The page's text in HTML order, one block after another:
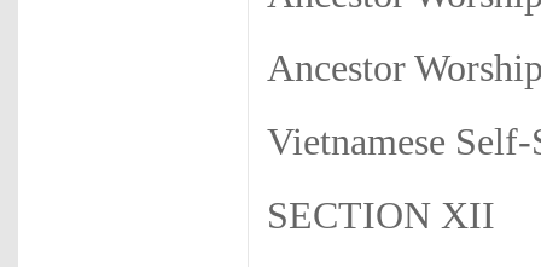
Ancestor
Vietnamese
SECTION XII